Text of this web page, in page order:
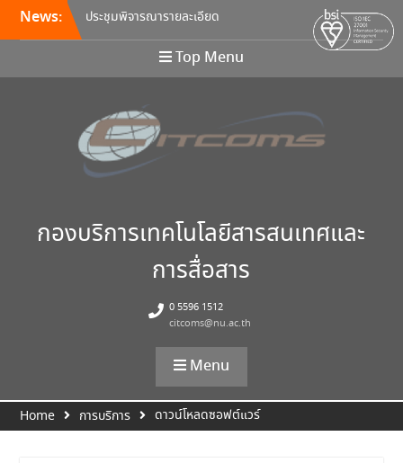
News:
ประชุมพิจารณารายละเอียด
คุณลักษณะ และกำหนดราคา
กลางครุภัณฑ์คอมพิวเตอร์ ครั้ง
ที่ 5/2569
Integration / Continuous
Deployment (CI/CD)
ขอเชิญเข้าร่วมการอบรมสัมมนา
“พัฒนาทักษะการเรียนการสอน
Top Menu
กองบริการเทคโนโลยีสารสนเทศและ
การสื่อสาร
0 5596 1512
citcoms@nu.ac.th
Menu
Home การบริการ ดาวน์โหลดซอฟต์แวร์